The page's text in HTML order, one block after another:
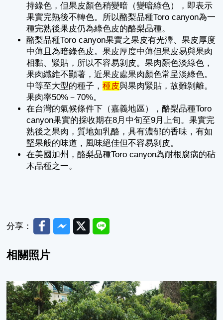
持綠色，但果皮顏色稍變暗（變暗綠色），即表示
果實完熟後不轉色。所以酪梨品種Toro canyon為一
種完熟後果皮仍為綠色皮的酪梨品種。
酪梨品種Toro canyon果實之果皮有光澤、果皮厚度
中薄且為暗綠色皮。果皮厚度中薄但果皮易與果肉
相黏、緊貼，所以不容易剝皮。果肉顏色淡綠色，
果肉纖維不顯著，近果皮處果肉顏色常呈淡綠色。
中等至大型的種子，種皮與果肉緊貼，故難剝離。
果肉率50%－70%。
在台灣的氣候條件下（嘉義地區），酪梨品種Toro
canyon果實的採收期在8月中旬至9月上旬。果實完
熟後之果肉，質地如乳酪，具有濃郁的香味，有如
堅果般的味道，風味絕佳但不容易剝皮。
在美國加州，酪梨品種Toro canyon為耐根腐病的砧
木品種之一。
分享： FacebookMessenger
TwitterLine
相關照片